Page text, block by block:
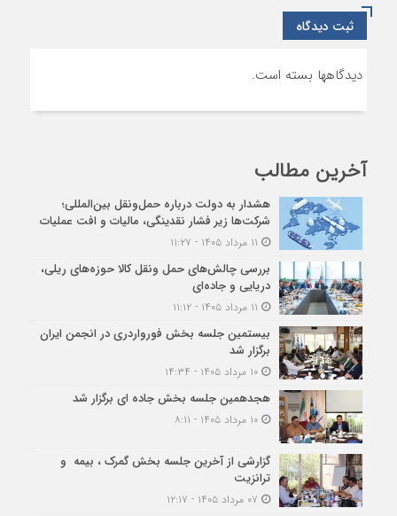
ثبت دیدگاه
دیدگاهها بسته است.
آخرین مطالب
هشدار به دولت درباره حمل‌ونقل بین‌المللی؛
شرکت‌ها زیر فشار نقدینگی، مالیات و افت عملیات
بررسی چالش‌های حمل ونقل کالا حوزه‌های ریلی،
دریایی و جاده‌ای
بیستمین جلسه بخش فورواردری در انجمن ایران
برگزار شد
۱۰ مرداد ۱۴۰۵ - ۱۴:۳۴
هجدهمین جلسه بخش جاده ای برگزار شد
۱۰ مرداد ۱۴۰۵ - ۸:۱۱
گزارشی از آخرین جلسه بخش گمرک ، بیمه و
ترانزیت